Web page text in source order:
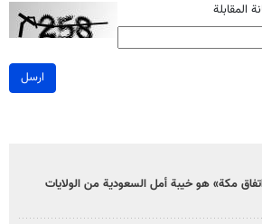
المقابلة
ارسل
مكة» هو خيبة أمل السعودية من الولايات